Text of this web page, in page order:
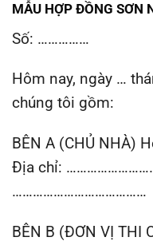
MẪU HỢP ĐỒNG SƠN
Số: ……………
Hôm nay, ngày …
chúng tôi gồm:
BÊN A (CHỦ
Địa chỉ:
…………………………………
BÊN B (ĐƠN VỊ THI